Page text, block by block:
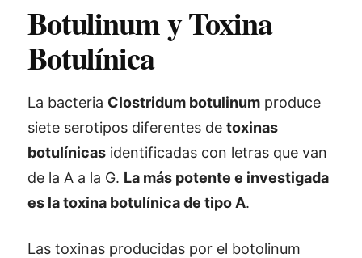
Botulinum y Toxina
Botulínica
La bacteria Clostridum botulinum produce
siete serotipos diferentes de toxinas
botulínicas identificadas con letras que van
de la A a la G. La más potente e investigada
es la toxina botulínica de tipo A.
Las toxinas producidas por el botolinum